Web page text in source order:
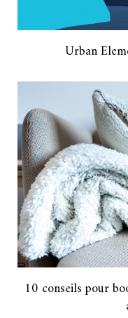
Urban
10 conseils pour